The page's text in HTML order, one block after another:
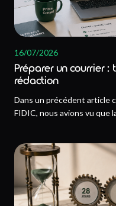
16/07/2026
Préparer un courrier
rédaction
Dans un précédent article
FIDIC, nous avions vu que